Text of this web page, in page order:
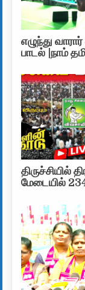
எழுந்து
பாடல் |நாம்
மேடையில்